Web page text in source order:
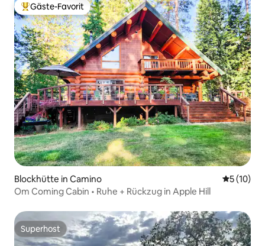
Beliebter Gäste-Favorit.
Gäste-Favorit
Blockhütte in Camino
5 (10)
Om Coming Cabin • Ruhe + Rückzug in Apple Hill
Superhost
Superhost